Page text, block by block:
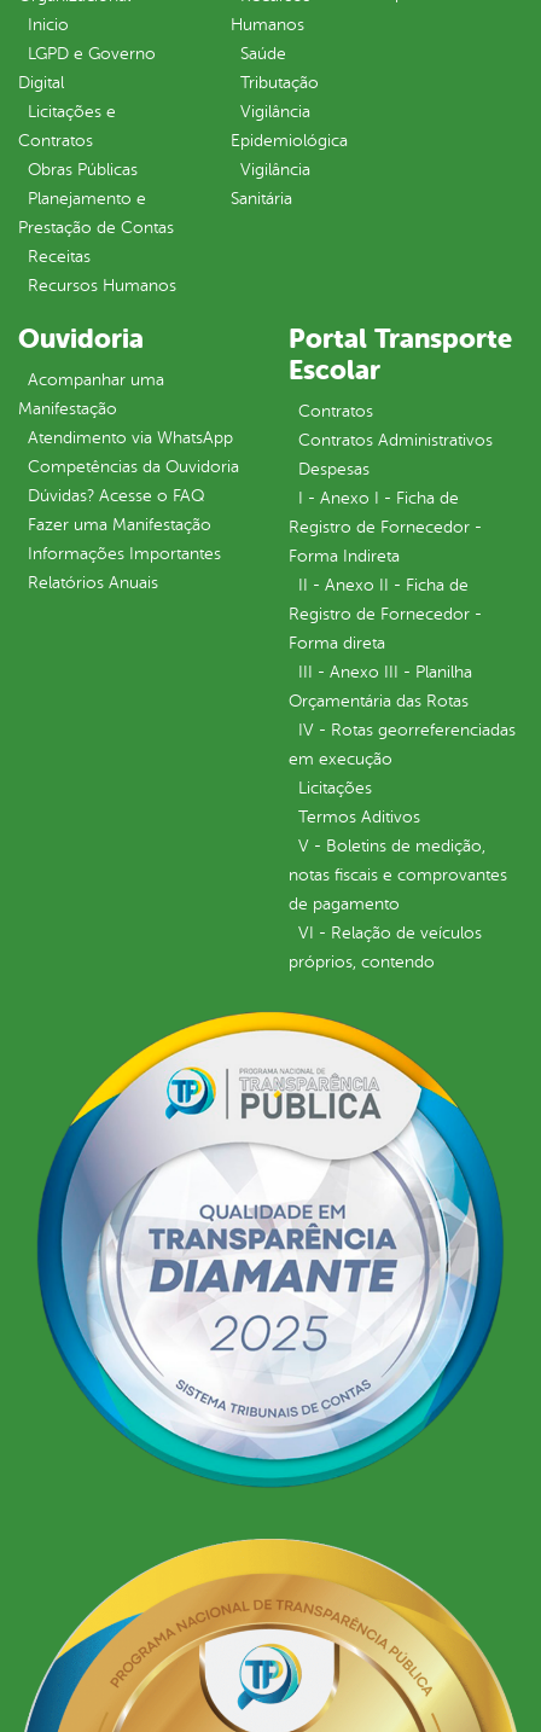
Inicio
LGPD e Governo
Digital
Licitações e
Contratos
Obras Públicas
Planejamento e
Prestação de Contas
Receitas
Recursos Humanos
Humanos
Saúde
Tributação
Vigilância
Epidemiológica
Vigilância
Sanitária
Ouvidoria
Acompanhar uma
Manifestação
Atendimento via WhatsApp
Competências da Ouvidoria
Dúvidas? Acesse o FAQ
Fazer uma Manifestação
Informações Importantes
Relatórios Anuais
Portal Transporte
Escolar
Contratos
Contratos Administrativos
Despesas
I - Anexo I - Ficha de
Registro de Fornecedor -
Forma Indireta
II - Anexo II - Ficha de
Registro de Fornecedor -
Forma direta
III - Anexo III - Planilha
Orçamentária das Rotas
IV - Rotas georreferenciadas
em execução
Licitações
Termos Aditivos
V - Boletins de medição,
notas fiscais e comprovantes
de pagamento
VI - Relação de veículos
próprios, contendo